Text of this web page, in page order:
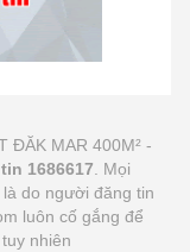
ĐĂK MAR 400M² -
1686617 . Mọi
do người đăng tin
luôn cố gắng để
nhiên